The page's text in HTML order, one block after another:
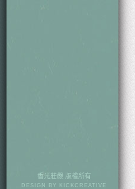
香光莊嚴 版權所有
DESIGN BY KICKCREATIVE